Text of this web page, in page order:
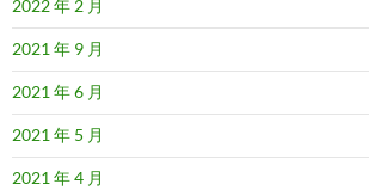
2022 年 2 月
2021 年 9 月
2021 年 6 月
2021 年 5 月
2021 年 4 月